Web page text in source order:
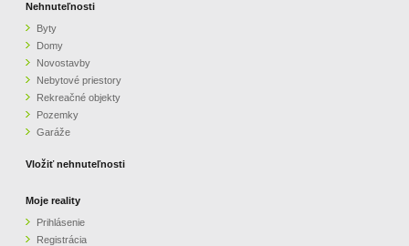
GARÁŽE
O NÁS
CENNÍK REALITNEJ INZERCIE
ZVÝRAZNENIE REALITNÝCH INZERÁTOV
PARTNERI
Nehnuteľnosti
Byty
Domy
Novostavby
Nebytové priestory
Rekreačné objekty
Pozemky
Garáže
Vložiť nehnuteľnosti
Moje reality
Prihlásenie
Registrácia